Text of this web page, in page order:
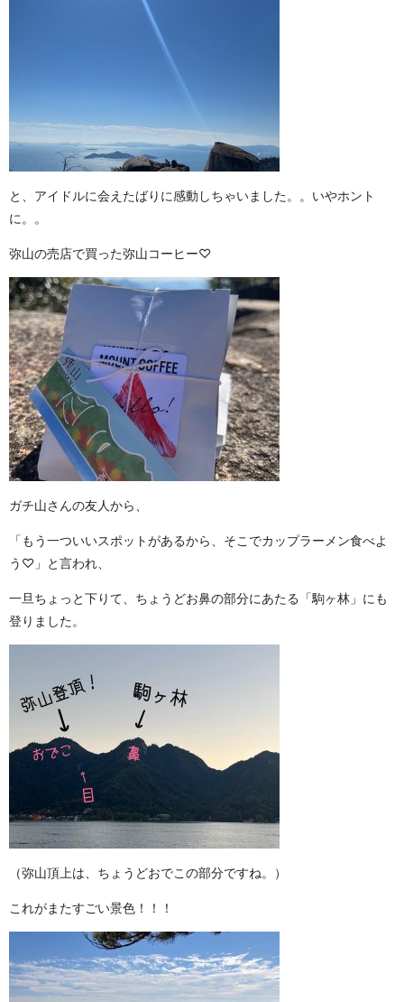
と、アイドルに会えたばりに感動しちゃいました。。いやホント
に。。
弥山の売店で買った弥山コーヒー♡
ガチ山さんの友人から、
「もう一ついいスポットがあるから、そこでカップラーメン食べよ
う♡」と言われ、
一旦ちょっと下りて、ちょうどお鼻の部分にあたる「駒ヶ林」にも
登りました。
（弥山頂上は、ちょうどおでこの部分ですね。）
これがまたすごい景色！！！